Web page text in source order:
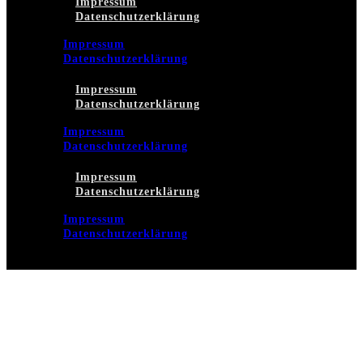
Datenschutzerklärung
Impressum
Datenschutzerklärung
Impressum
Datenschutzerklärung
Impressum
Datenschutzerklärung
Impressum
Datenschutzerklärung
Impressum
Datenschutzerklärung